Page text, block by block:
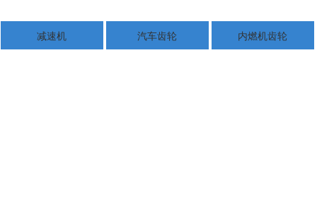
减速机 汽车齿轮 内燃机齿轮